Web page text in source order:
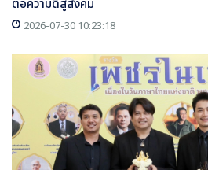
ต่อความดีสู่สังคม
2026-07-30 10:23:18